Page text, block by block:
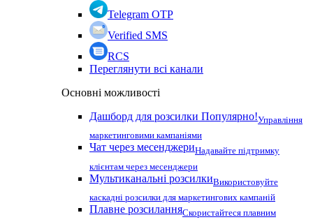
Telegram OTP
Verified SMS
RCS
Переглянути всі канали
Основні можливості
Дашборд для розсилки Популярно!Управління
маркетинговими кампаніями
Чат через месенджериНадавайте підтримку
клієнтам через месенджери
Мультиканальні розсилкиВикористовуйте
каскадні розсилки для маркетингових кампаній
Плавне розсиланняСкористайтеся плавним